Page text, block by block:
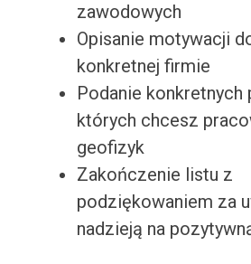
zawodowych
Opisanie motywacji
konkretnej firmie
Podanie konkretnych
których chcesz
geofizyk
Zakończenie listu z
podziękowaniem za
nadzieją na